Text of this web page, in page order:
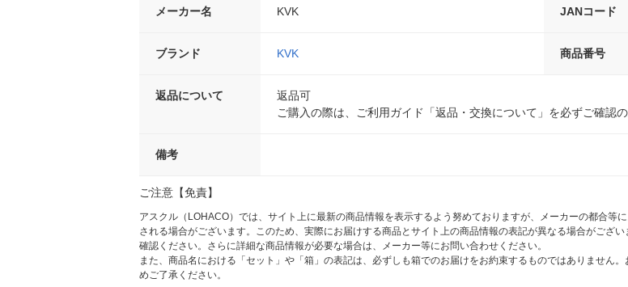
メーカー名 KVK JANコード
ブランド KVK 商品番号
返品について
返品可
ご購入の際は、ご利用ガイド「返品・交換について」を必ずご確認
備考
ご注意【免責】
アスクル（LOHACO）では、サイト上に最新の商品情報を表示するよう努めておりますが、メーカーの都合等
される場合がございます。このため、実際にお届けする商品とサイト上の商品情報の表記が異なる場合がござ
確認ください。さらに詳細な商品情報が必要な場合は、メーカー等にお問い合わせください。
また、商品名における「セット」や「箱」の表記は、必ずしも箱でのお届けをお約束するものではありません
めご了承ください。